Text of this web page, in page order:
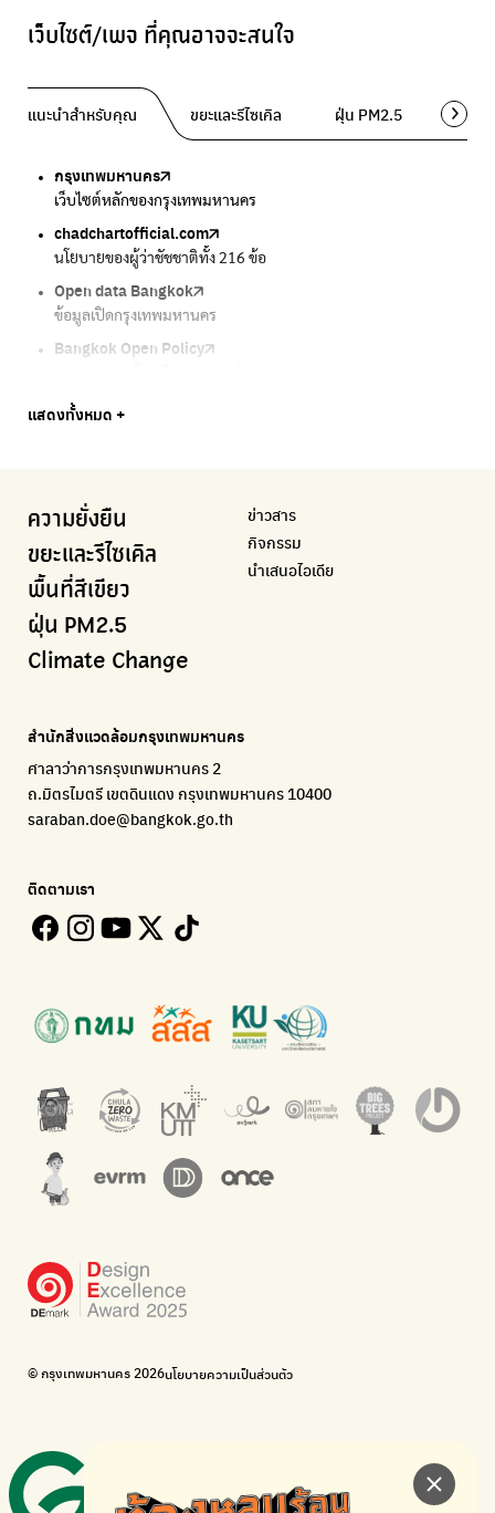
เว็บไซต์/เพจ ที่คุณอาจจะสนใจ
แนะนำสำหรับคุณ ขยะและรีไซเคิล ฝุ่น PM2.5 พื้นที่สี
กรุงเทพมหานคร
เว็บไซต์หลักของกรุงเทพมหานคร
chadchartofficial.com
นโยบายของผู้ว่าชัชชาติทั้ง 216 ข้อ
Open data Bangkok
ข้อมูลเปิดกรุงเทพมหานคร
Bangkok Open Policy
Bangkok Trees
BKK Zero Waste
กรุงเทพฯไม่เทรวม
ลุงซาเล้งกับขยะที่หายไป
CHULA Zero Waste
จัดการขยะภายในพื้นที่อย่างเป็นระบบ
แพลตฟอร์มเพื่อสิ่งแวดล้อม
ติดตามความคืบหน้านโยบายกรุงเทพมหานคร
Kong Green Green
แอปแยกขยะได้ง่ายๆเพียงสแกนบาร์โค้ดสินค้า
Net Zero Carbon
The Sustainment
การบริหารองค์กรเพื่อสังคมและสิ่งแวดล้อม
WonWon
รวมร้านซ่อมใกล้บ้านคุณ
Bike for Everyone
BUCA
ภาคีจักรยานเมือง กรุงเทพฯ
แสดงทั้งหมด +
Traffy Fondue
แจ้งปัญหาขยะ เพื่อให้หน่วยงานแก้ไข
BKK Zero Waste
กรุงเทพฯไม่เทรวม
ลุงซาเล้งกับขยะที่หายไป
เริ่มแยกขยะตั้งแต่วันนี้ เดี๋ยวลุงสอนให้
CHULA Zero Waste
Green2Get
กรมควบคุมมลพิษ
แหล่งข้อมูลเกี่ยวกับมาตรฐานคุณภาพอากาศ น้ำ และเสียง
มูลนิธิโลกสีเขียว
How to ting
การแยกขยะให้สนุก
แพลตฟอร์มการจัดการพลาสติกชีวภาพหลังการกินดื่ม
รับซื้อขยะถึงบ้าน
ECOLIFE
กำจัด E-waste อย่างถูกวิธี ตามจุดรับ และไปรษณีย์
Green map
มือวิเศษกรุงเทพ
บริจาคขยะไปอัพไซเคิลเป็นชุดพนักงานกวาดถนน
WonWon
รวมร้านซ่อมใกล้บ้านคุณ
Traffy Fondue
แจ้งปัญหาฝุ่น เพื่อให้หน่วยงานแก้ไข
Airbkk
รายงานคุณภาพอากาศในกรุงเทพมหานคร
Air4Thai
ตรวจสอบสภาพอากาศรอบตัวคุณง่ายๆ
กรมควบคุมมลพิษ
Line Alert
Greenpeace
มูลนิธิสภาประชาชนเพื่อสิ่งแวดล้อม
สำนักสิ่งแวดล้อม กรุงเทพมหานคร
เตะฝุ่น
แผนที่การระบายอากาศในช่วงสูงสุดของแต่ละวัน
Bangkok Trees
ความคืบหน้าโครงการต้นไม้ล้านต้น
Greener Bangkok 2030
โครงการเพิ่มพื้นที่สีเขียวภายในปี 2030
We park
เครือข่ายพัฒนาเมืองและชุมชนสุขภาวะ
Thai Green Urban (TGU)
Urban Design and Development Center
กระทรวงทรัพยากรธรรมชาติและสิ่งแวดล้อม
กรมส่งเสริมคุณภาพและสิ่งแวดล้อม
DCCE
กรมการเปลี่ยนแปลงสภาพภูมิอากาศและสิ่งแวดล้อม
BangkokStories
เรื่องราวในกรุงเทพโดยครีเอเตอร์
กรมควบคุมมลพิษ
แหล่งข้อมูลเกี่ยวกับมาตรฐานคุณภาพอากาศ น้ำ และเสียง
Greenpeace
Climate Strike Thailand
Carbon Footprint Thailand
เรียนรู้เครื่องมือคำนวณคาร์บอนฟุตพริ้นท์
กรมอุตุนิยมวิทยา
Net Zero Carbon
Everything about our planet and more
35 Hours Bangkok Nature Play
โครงการ 35 ชั่วโมงการเรียนรู้ธรรมชาติผ่านการเล่น
ความยั่งยืน
ขยะและรีไซเคิล
พื้นที่สีเขียว
ฝุ่น PM2.5
Climate Change
ข่าวสาร
กิจกรรม
นำเสนอไอเดีย
สำนักสิ่งแวดล้อมกรุงเทพมหานคร
ศาลาว่าการกรุงเทพมหานคร 2
ถ.มิตรไมตรี เขตดินแดง กรุงเทพมหานคร 10400
saraban.doe@bangkok.go.th
ติดตามเรา
© กรุงเทพมหานคร 2026นโยบายความเป็นส่วนตัว